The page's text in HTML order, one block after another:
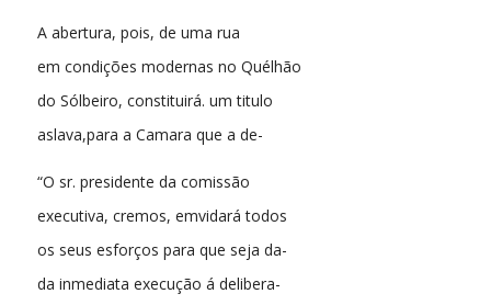
A abertura, pois, de uma rua
em condições modernas no Quélhão
do Sólbeiro, constituirá. um titulo
aslava,para a Camara que a de-
“O sr. presidente da comissão
executiva, cremos, emvidará todos
os seus esforços para que seja da-
da inmediata execução á delibera-